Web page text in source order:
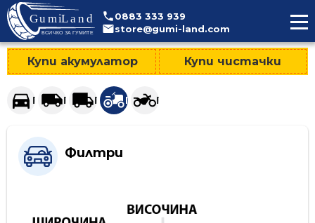
0883 333 939
store@gumi-land.com
Купи акумулатор Купи чистачки
Гуми за леки автомобили и джипове
Гуми за лекотоварни автомобили
Гуми за тежкотоварни автомобили
Гуми за селскостопанска
Гуми за мотоциклети
Филтри